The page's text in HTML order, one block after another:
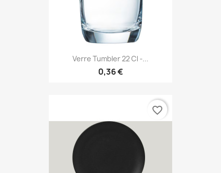
Verre Tumbler 22 Cl -...
0,36 €
favorite_border